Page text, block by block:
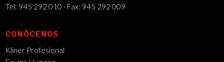
Tel: 945 292 010 · Fax: 945 292 009
CONÓCENOS
Kliner Profesional